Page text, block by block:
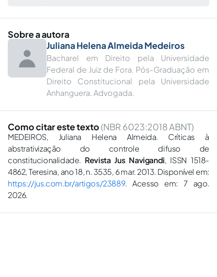
Sobre a autora
Juliana Helena Almeida Medeiros
Bacharel em Direito pela Universidade
Federal de Juiz de Fora. Pós-Graduação em
Direito Constitucional pela Universidade
Anhanguera. Advogada.
Como citar este texto (NBR 6023:2018 ABNT)
MEDEIROS, Juliana Helena Almeida. Críticas à
abstrativização do controle difuso de
constitucionalidade. Revista Jus Navigandi, ISSN 1518-
4862, Teresina, ano 18, n. 3535, 6 mar. 2013. Disponível em:
https://jus.com.br/artigos/23889. Acesso em: 7 ago.
2026.